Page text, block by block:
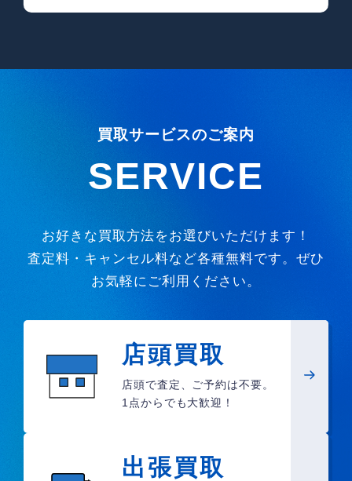
買取サービスのご案内
SERVICE
お好きな買取方法をお選びいただけます！
査定料・キャンセル料など各種無料です。ぜひ
お気軽にご利用ください。
店頭買取
店頭で査定、ご予約は不要。
1点からでも大歓迎！
出張買取